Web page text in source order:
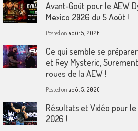
Avant-Goût pour le AEW
Mexico 2026 du 5 Août !
Posted on août 5, 2026
Ce qui semble se
et Rey Mysterio,
roues de la AEW !
Posted on août 5, 2026
Résultats et Vidéo pour
2026 !